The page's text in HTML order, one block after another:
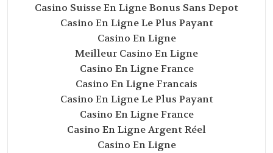
Casino Suisse En Ligne Bonus Sans Depot
Casino En Ligne Le Plus Payant
Casino En Ligne
Meilleur Casino En Ligne
Casino En Ligne France
Casino En Ligne Francais
Casino En Ligne Le Plus Payant
Casino En Ligne France
Casino En Ligne Argent Réel
Casino En Ligne